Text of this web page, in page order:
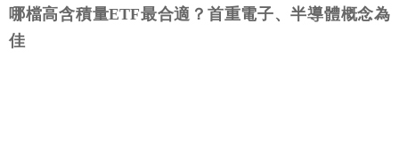
哪檔高含積量ETF最合適？首重電子、半導體概念為
佳